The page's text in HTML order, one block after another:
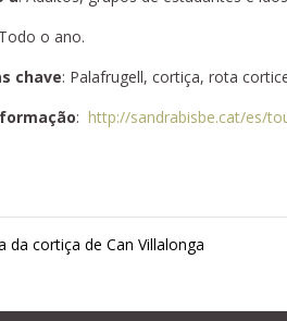
o ano.
chave: Palafrugell, cortiça, rota
: http://sandrabisbe.cat/es/
da cortiça de Can Villalonga